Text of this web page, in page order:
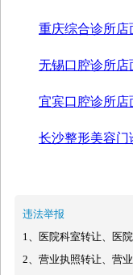
重庆综合诊所店
无锡口腔诊所店
宜宾口腔诊所店
长沙整形美容门
违法举报
1、医院科室转让、医
2、营业执照转让、营